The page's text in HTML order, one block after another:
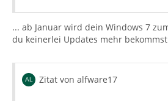
... ab Januar wird dein Windows 7
du keinerlei Updates mehr
Zitat von alfware17